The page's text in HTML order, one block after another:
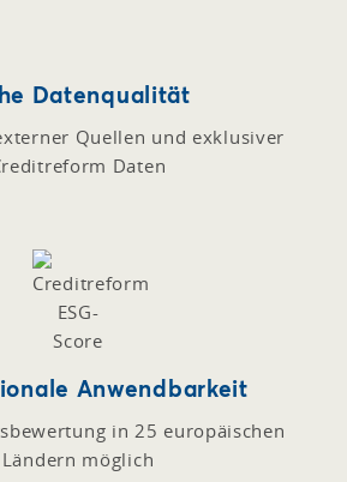
Datenqualität
Quellen und exklusiver
Daten
Anwendbarkeit
in 25 europäischen
Ländern möglich